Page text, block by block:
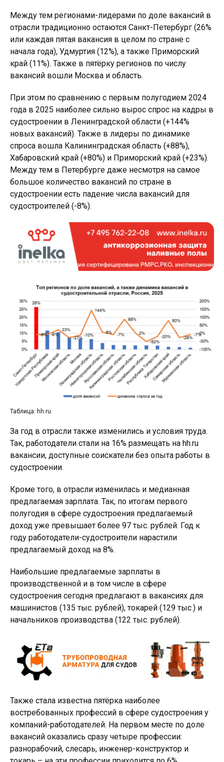
Между тем регионами-лидерами по доле вакансий в
отрасли традиционно остаются Санкт-Петербург (26%
или каждая пятая вакансия в целом по стране с
начала года), Удмуртия (12%), а также Приморский
край (11%). Также в пятёрку регионов по числу
вакансий вошли Москва и область.
При этом по сравнению с первым полугодием 2024
года в 2025 наиболее сильно вырос спрос на кадры в
судостроении в Ленинградской области (+144%
новых вакансий). Также в лидеры по динамике
спроса вошла Калининградская область (+88%),
Хабаровский край (+80%) и Приморский край (+23%).
Между тем в Петербурге даже несмотря на самое
большое количество вакансий по стране в
судостроении есть падение числа вакансий для
судостроителей (-8%).
Таблица: hh.ru
За год в отрасли также изменились и условия труда.
Так, работодатели стали на 16% размещать на hh.ru
вакансии, доступные соискатели без опыта работы в
судостроении.
Кроме того, в отрасли изменилась и медианная
предлагаемая зарплата. Так, по итогам первого
полугодия в сфере судостроения предлагаемый
доход уже превышает более 97 тыс. рублей. Год к
году работодатели-судостроители нарастили
предлагаемый доход на 8%.
Наибольшие предлагаемые зарплаты в
производственной и в том числе в сфере
судостроения сегодня предлагают в вакансиях для
машинистов (135 тыс. рублей), токарей (129 тыс.) и
начальников производства (122 тыс. рублей).
Также стала известна пятёрка наиболее
востребованных профессий в сфере судостроения у
компаний-работодателей. На первом месте по доле
вакансий оказались сразу четыре профессии:
разнорабочий, слесарь, инженер-конструктор и